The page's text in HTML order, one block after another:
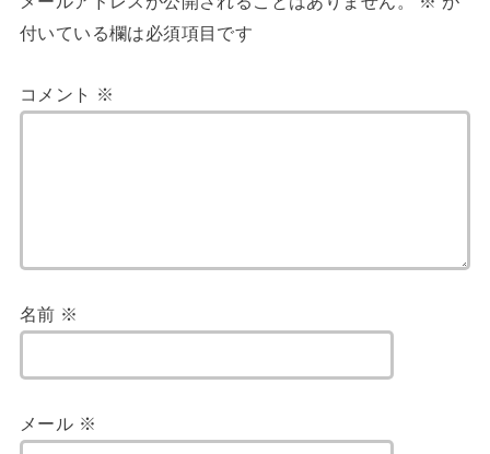
付いている欄は必須項目です
コメント ※
名前 ※
メール ※